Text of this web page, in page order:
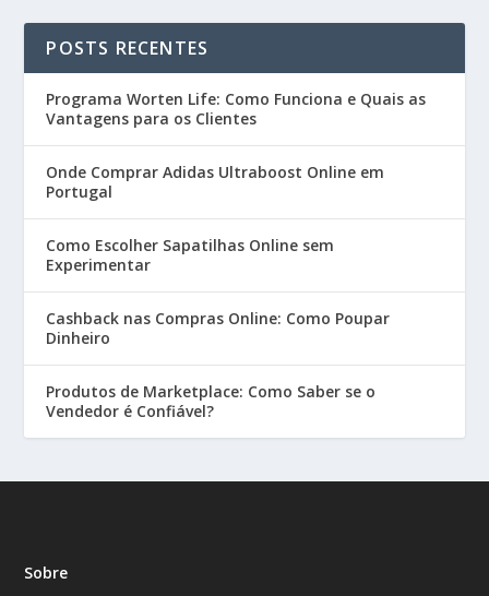
POSTS RECENTES
Programa Worten Life: Como Funciona e Quais as
Vantagens para os Clientes
Onde Comprar Adidas Ultraboost Online em
Portugal
Como Escolher Sapatilhas Online sem
Experimentar
Cashback nas Compras Online: Como Poupar
Dinheiro
Produtos de Marketplace: Como Saber se o
Vendedor é Confiável?
Sobre